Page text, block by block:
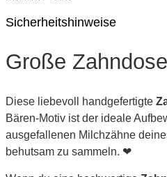
Sicherheitshinweise
Große
Diese liebevoll handgefertigte
Bären-Motiv ist der ideale
ausgefallenen Milchzähne
behutsam zu sammeln. ❤